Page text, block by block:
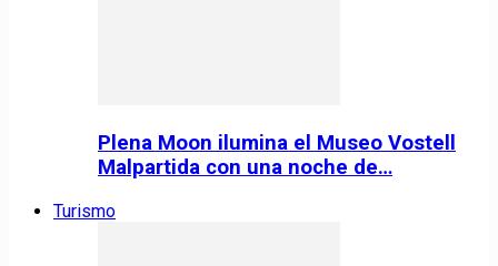
Plena Moon ilumina el Museo Vostell
Malpartida con una noche de…
Turismo